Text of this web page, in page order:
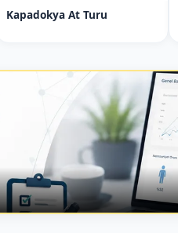
Kapadokya At Turu